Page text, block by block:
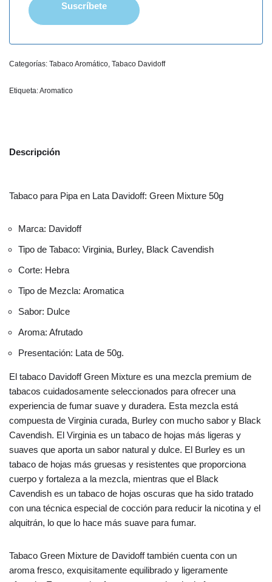
Suscríbete
Categorías: Tabaco Aromático Tabaco Davidoff
Etiqueta:Aromatico
Descripción
Tabaco para Pipa en Lata Davidoff: Green Mixture 50g
Marca: Davidoff
Tipo de Tabaco: Virginia, Burley, Black Cavendish
Corte: Hebra
Tipo de Mezcla: Aromatica
Sabor: Dulce
Aroma: Afrutado
Presentación: Lata de 50g.
El tabaco Davidoff Green Mixture es una mezcla premium de
tabacos cuidadosamente seleccionados para ofrecer una
experiencia de fumar suave y duradera. Esta mezcla está
compuesta de Virginia curada, Burley con mucho sabor y Black
Cavendish. El Virginia es un tabaco de hojas más ligeras y
suaves que aporta un sabor natural y dulce. El Burley es un
tabaco de hojas más gruesas y resistentes que proporciona
cuerpo y fortaleza a la mezcla, mientras que el Black
Cavendish es un tabaco de hojas oscuras que ha sido tratado
con una técnica especial de cocción para reducir la nicotina y el
alquitrán, lo que lo hace más suave para fumar.
Tabaco Green Mixture de Davidoff también cuenta con un
aroma fresco, exquisitamente equilibrado y ligeramente